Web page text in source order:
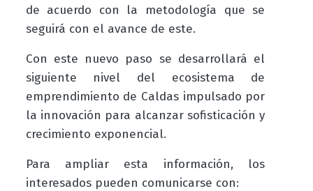
de acuerdo con la metodología que se
seguirá con el avance de este.
Con este nuevo paso se desarrollará el
siguiente nivel del ecosistema de
emprendimiento de Caldas impulsado por
la innovación para alcanzar sofisticación y
crecimiento exponencial.
Para ampliar esta información, los
interesados pueden comunicarse con: